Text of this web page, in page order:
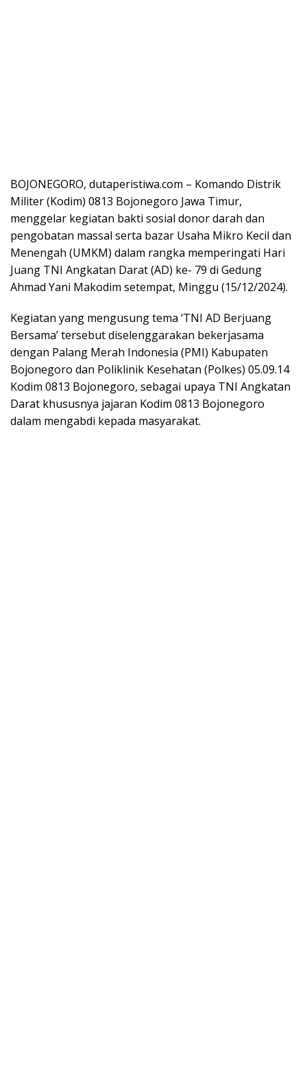
BOJONEGORO, dutaperistiwa.com – Komando Distrik
Militer (Kodim) 0813 Bojonegoro Jawa Timur,
menggelar kegiatan bakti sosial donor darah dan
pengobatan massal serta bazar Usaha Mikro Kecil dan
Menengah (UMKM) dalam rangka memperingati Hari
Juang TNI Angkatan Darat (AD) ke- 79 di Gedung
Ahmad Yani Makodim setempat, Minggu (15/12/2024).
Kegiatan yang mengusung tema ‘TNI AD Berjuang
Bersama’ tersebut diselenggarakan bekerjasama
dengan Palang Merah Indonesia (PMI) Kabupaten
Bojonegoro dan Poliklinik Kesehatan (Polkes) 05.09.14
Kodim 0813 Bojonegoro, sebagai upaya TNI Angkatan
Darat khususnya jajaran Kodim 0813 Bojonegoro
dalam mengabdi kepada masyarakat.